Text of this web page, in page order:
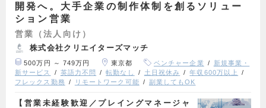
開発へ。大手企業の制作体制を創るソリュー
ション営業
営業（法人向け）
株式会社クリエイターズマッチ
500万円 ～ 749万円 東京都 ベンチャー企業
新規事業・
新サービス
英語力不問 転勤なし 土日祝休み
年収600万以上
フレックス勤務
リモートワーク可能 副業してもOK
【営業未経験歓迎／プレイングマネージャ